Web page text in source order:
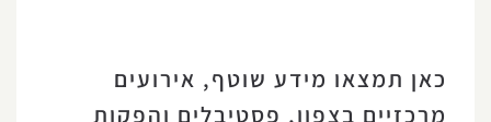
כאן תמצאו מידע שוטף, אירועים
מרכזיים בצפון, פסטיבלים והפקות